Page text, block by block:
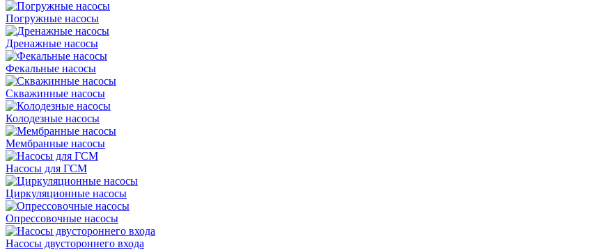
Погружные насосы
Дренажные насосы
Фекальные насосы
Скважинные насосы
Колодезные насосы
Мембранные насосы
Насосы для ГСМ
Циркуляционные насосы
Опрессовочные насосы
Насосы двустороннего входа